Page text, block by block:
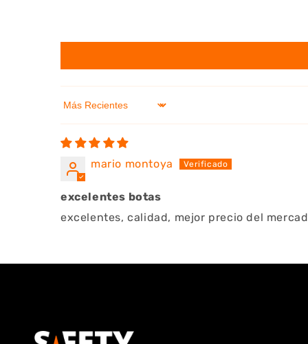
Sort by
mario montoya
excelentes botas
excelentes, calidad, mejor precio del